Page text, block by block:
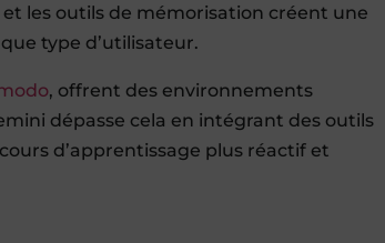
les outils de mémorisation créent une
type d’utilisateur.
, offrent des environnements
dépasse cela en intégrant des outils
d’apprentissage plus réactif et